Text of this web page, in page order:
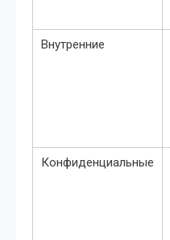
Внутренние
Конфиденциальные